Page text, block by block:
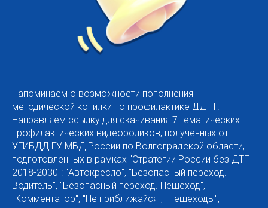
Напоминаем о возможности пополнения
методической копилки по профилактике ДДТТ!
Направляем ссылку для скачивания 7 тематических
профилактических видеороликов, полученных от
УГИБДД ГУ МВД России по Волгоградской области,
подготовленных в рамках "Стратегии России без ДТП
2018-2030": "Автокресло", "Безопасный переход.
Водитель", "Безопасный переход. Пешеход",
"Комментатор", "Не приближайся", "Пешеходы",